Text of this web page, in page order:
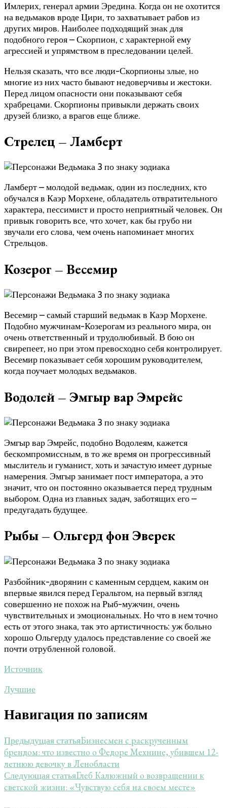
Имлерих, генерал армии Эредина. Когда он не охотится
на ведьмаков вроде Цири, то захватывает рабов из
других миров. Наиболее подходящий знак для
подобного героя – Скорпион, с характерной ему
агрессией и упрямством в преследовании целей.
Нельзя сказать, что все люди-Скорпионы злые, но
многие из них часто бывают недоверчивы и жестоки.
Перед лицом опасности они показывают себя
храбрецами. Скорпионы привыкли держать своих
друзей близко, а врагов еще ближе.
Стрелец – Ламберт
Ламберт – молодой ведьмак, один из последних, кто
обучался в Каэр Морхене, обладатель отвратительного
характера, пессимист и просто неприятный человек. Он
привык говорить все, что хочет, как бы грубо ни
звучали его слова, чем очень напоминает многих
Стрельцов.
Козерог – Весемир
Весемир – самый старший ведьмак в Каэр Морхене.
Подобно мужчинам-Козерогам из реального мира, он
очень ответственный и трудолюбивый. В бою он
свирепеет, но при этом превосходно себя контролирует.
Весемир показывает себя хорошим руководителем,
когда поучает молодых ведьмаков.
Водолей – Эмгыр вар Эмрейс
Эмгыр вар Эмрейс, подобно Водолеям, кажется
бескомпромиссным, в то же время он прогрессивный
мыслитель и гуманист, хоть и зачастую имеет дурные
намерения. Эмгыр занимает пост императора, а это
значит, что он постоянно оказывается перед трудным
выбором. Одна из главных задач, заботящих его –
предугадать будущее.
Рыбы – Ольгерд фон Эверек
Разбойник-дворянин с каменным сердцем, каким он
впервые явился перед Геральтом, на первый взгляд
совершенно не похож на Рыб-мужчин, очень
чувствительных и эмоциональных. Но что в нем точно
есть от этого знака, так это артистичность: уж больно
хорошо Ольгерду удалось представление со своей же
почти отрубленной головой.
Источник
Лучшие
Навигация по записям
Предыдущая статьяБизнесмен с раскрученным
брендом: что известно о Федоре Мехнине, убившем 12-
летнюю девочку в Ленобласти
Следующая статьяГлеб Калюжный о возвращении к
светской жизни: «Чувствую себя на своем месте»